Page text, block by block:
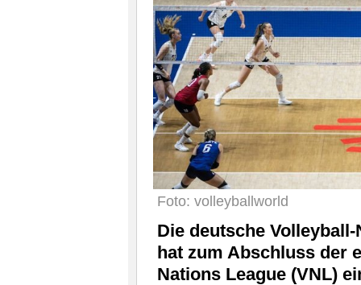
Foto: volleyballworld
Die deutsche
hat zum Abschluss der
Nations League (VNL)